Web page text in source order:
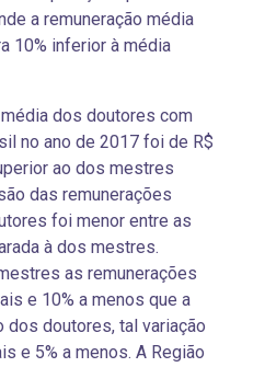
a remuneração média
10% inferior à média
dos doutores com
no ano de 2017 foi de R$
ao dos mestres
das remunerações
foi menor entre as
à dos mestres.
as remunerações
e 10% a menos que a
dos doutores, tal variação
e 5% a menos. A Região